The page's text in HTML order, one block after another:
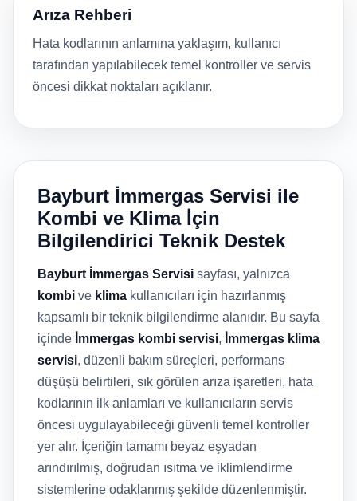
Arıza Rehberi
Hata kodlarının anlamına yaklaşım, kullanıcı
tarafından yapılabilecek temel kontroller ve servis
öncesi dikkat noktaları açıklanır.
Bayburt İmmergas Servisi ile
Kombi ve Klima İçin
Bilgilendirici Teknik Destek
Bayburt İmmergas Servisi sayfası, yalnızca
kombi ve klima kullanıcıları için hazırlanmış
kapsamlı bir teknik bilgilendirme alanıdır. Bu sayfa
içinde İmmergas kombi servisi, İmmergas klima
servisi, düzenli bakım süreçleri, performans
düşüşü belirtileri, sık görülen arıza işaretleri, hata
kodlarının ilk anlamları ve kullanıcıların servis
öncesi uygulayabileceği güvenli temel kontroller
yer alır. İçeriğin tamamı beyaz eşyadan
arındırılmış, doğrudan ısıtma ve iklimlendirme
sistemlerine odaklanmış şekilde düzenlenmiştir.